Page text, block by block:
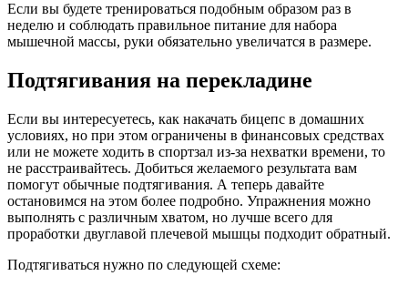
Если вы будете тренироваться подобным образом раз в
неделю и соблюдать правильное питание для набора
мышечной массы, руки обязательно увеличатся в размере.
Подтягивания на перекладине
Если вы интересуетесь, как накачать бицепс в домашних
условиях, но при этом ограничены в финансовых средствах
или не можете ходить в спортзал из-за нехватки времени, то
не расстраивайтесь. Добиться желаемого результата вам
помогут обычные подтягивания. А теперь давайте
остановимся на этом более подробно. Упражнения можно
выполнять с различным хватом, но лучше всего для
проработки двуглавой плечевой мышцы подходит обратный.
Подтягиваться нужно по следующей схеме: